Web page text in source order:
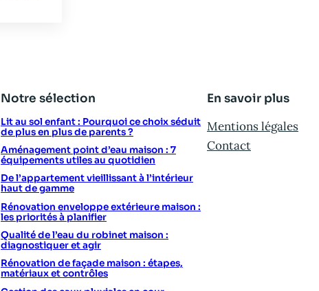
Notre sélection
Lit au sol enfant : Pourquoi ce choix séduit
de plus en plus de parents ?
Aménagement point d’eau maison : 7
équipements utiles au quotidien
De l’appartement vieillissant à l’intérieur
haut de gamme
Rénovation enveloppe extérieure maison :
les priorités à planifier
Qualité de l’eau du robinet maison :
diagnostiquer et agir
Rénovation de façade maison : étapes,
matériaux et contrôles
En savoir plus
Mentions légales
Contact